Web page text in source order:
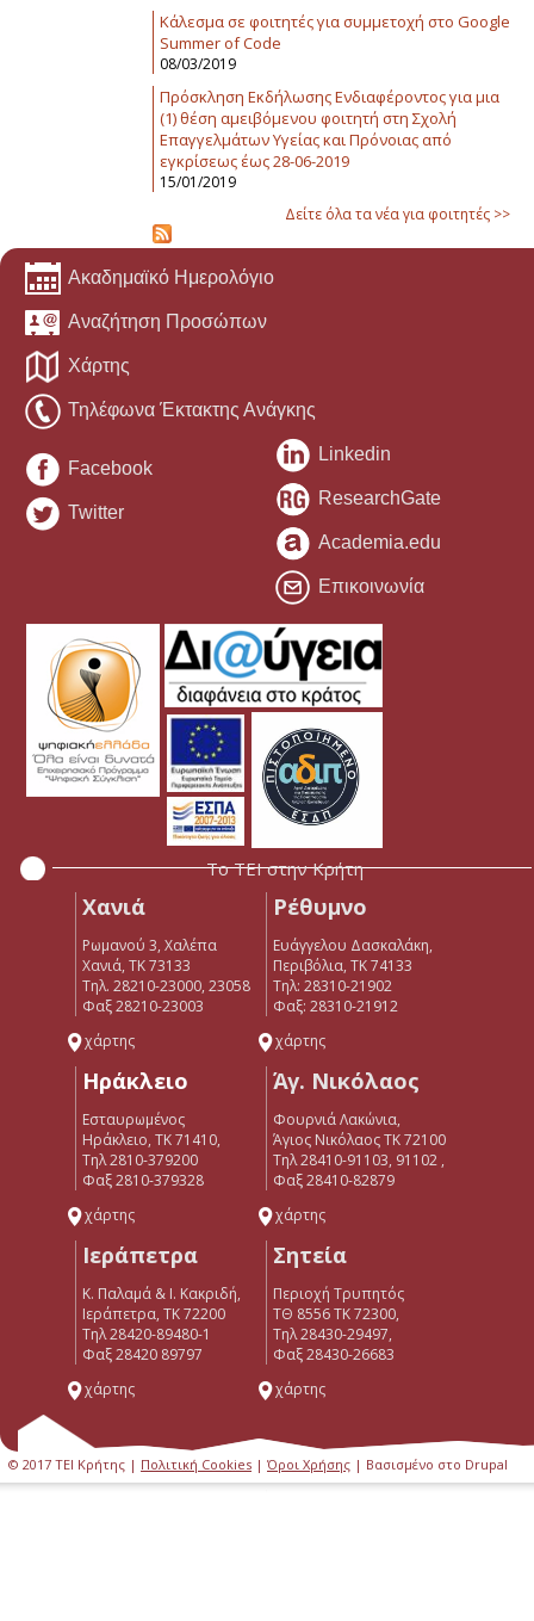
Κάλεσμα σε φοιτητές για συμμετοχή στο Google
Summer of Code
08/03/2019
Πρόσκληση Εκδήλωσης Ενδιαφέροντος για μια
(1) θέση αμειβόμενου φοιτητή στη Σχολή
Επαγγελμάτων Υγείας και Πρόνοιας από
εγκρίσεως έως 28-06-2019
15/01/2019
Δείτε όλα τα νέα για φοιτητές >>
Ακαδημαϊκό Ημερολόγιο
Αναζήτηση Προσώπων
Χάρτης
Τηλέφωνα Έκτακτης Ανάγκης
Facebook
Twitter
Linkedin
ResearchGate
Academia.edu
Επικοινωνία
Το ΤΕΙ στην Κρήτη
Χανιά
Ρωμανού 3, Χαλέπα
Χανιά, ΤΚ 73133
Τηλ. 28210-23000, 23058
Φαξ 28210-23003
χάρτης
Ρέθυμνο
Ευάγγελου Δασκαλάκη,
Περιβόλια, ΤΚ 74133
Tηλ: 28310-21902
Φαξ: 28310-21912
χάρτης
Ηράκλειο
Εσταυρωμένος
Ηράκλειο, ΤΚ 71410,
Τηλ 2810-379200
Φαξ 2810-379328
χάρτης
Άγ. Νικόλαος
Φουρνιά Λακώνια,
Άγιος Νικόλαος ΤΚ 72100
Τηλ 28410-91103, 91102 ,
Φαξ 28410-82879
χάρτης
Ιεράπετρα
Κ. Παλαμά & Ι. Κακριδή,
Ιεράπετρα, ΤΚ 72200
Tηλ 28420-89480-1
Φαξ 28420 89797
χάρτης
Σητεία
Περιοχή Τρυπητός
ΤΘ 8556 ΤΚ 72300,
Τηλ 28430-29497,
Φαξ 28430-26683
χάρτης
© 2017 ΤΕΙ Κρήτης | Πολιτική Cookies | Όροι Χρήσης | Βασισμένο στο Drupal